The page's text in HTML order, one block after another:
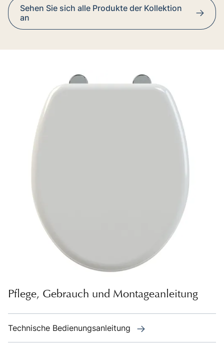
Sehen Sie sich alle Produkte der Kollektion
an
Pflege, Gebrauch und Montageanleitung
Technische Bedienungsanleitung